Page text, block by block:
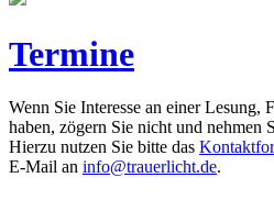
Termine
Wenn Sie Interesse an einer Lesung,
haben, zögern Sie nicht und nehmen
Hierzu nutzen Sie bitte das
E-Mail an info@trauerlicht.de.